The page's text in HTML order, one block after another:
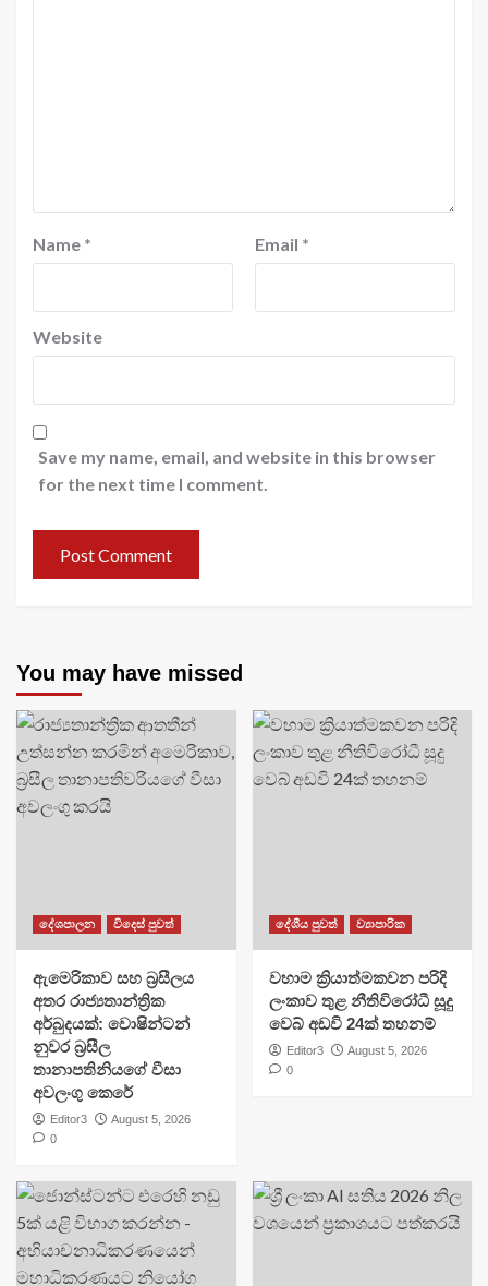
Name * Email *
Website
Save my name, email, and website in this browser
for the next time I comment.
You may have missed
දේශපාලන විදෙස් පුවත්
ඇමෙරිකාව සහ බ්‍රසීලය
අතර රාජ්‍යතාන්ත්‍රික
අර්බුදයක්: වොෂින්ටන්
නුවර බ්‍රසීල
තානාපතිනියගේ වීසා
අවලංගු කෙරේ
Editor3
August 5, 2026
0
දේශීය පුවත් ව්‍යාපාරික
වහාම ක්‍රියාත්මකවන පරිදි
ලංකාව තුළ නීතිවිරෝධී සූදු
වෙබ් අඩවි 24ක් තහනම්
Editor3
August 5, 2026
0